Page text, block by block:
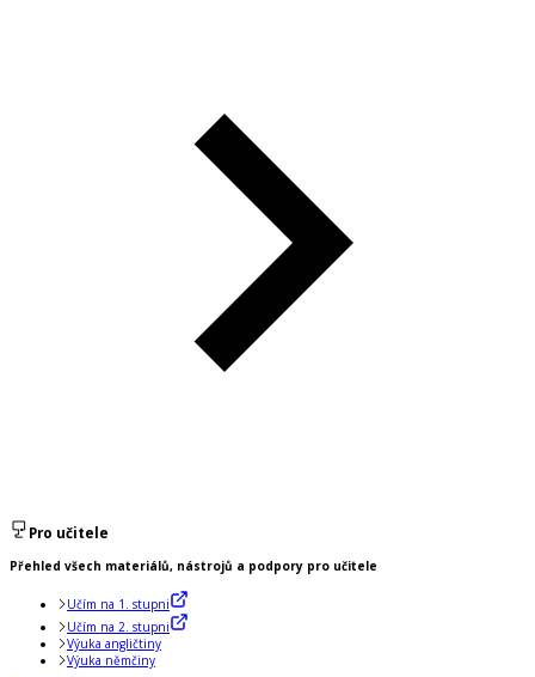
Pro učitele
Přehled všech materiálů, nástrojů a podpory pro učitele
Učím na 1. stupni
Učím na 2. stupni
Výuka angličtiny
Výuka němčiny